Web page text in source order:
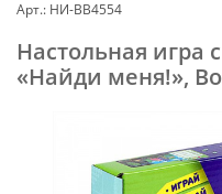
Арт.: НИ-ВВ4554
Настольная игра
«Найди меня!»,